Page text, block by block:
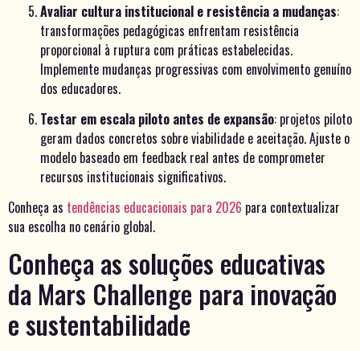
Avaliar cultura institucional e resistência a mudanças:
transformações pedagógicas enfrentam resistência
proporcional à ruptura com práticas estabelecidas.
Implemente mudanças progressivas com envolvimento genuíno
dos educadores.
Testar em escala piloto antes de expansão: projetos piloto
geram dados concretos sobre viabilidade e aceitação. Ajuste o
modelo baseado em feedback real antes de comprometer
recursos institucionais significativos.
Conheça as tendências educacionais para 2026 para contextualizar
sua escolha no cenário global.
Conheça as soluções educativas
da Mars Challenge para inovação
e sustentabilidade